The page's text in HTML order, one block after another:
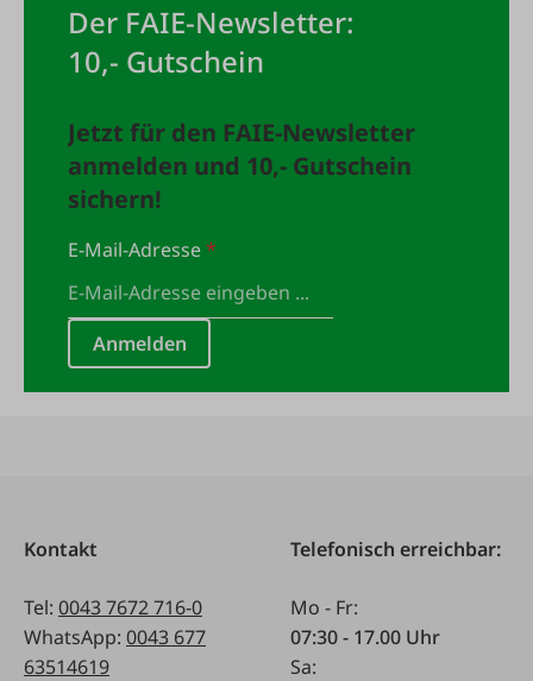
Der FAIE-Newsletter:
10,- Gutschein
Jetzt für den FAIE-Newsletter
anmelden und 10,- Gutschein
sichern!
E-Mail-Adresse*
Anmelden
Kontakt
Tel: 0043 7672 716-0
WhatsApp: 0043 677
63514619
Telefonisch erreichbar:
Mo - Fr:
07:30 - 17.00 Uhr
Sa: